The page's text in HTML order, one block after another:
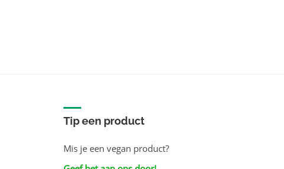
Tip een product
Mis je een vegan product?